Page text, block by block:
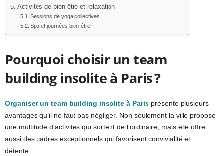
Activités de bien-être et relaxation
Sessions de yoga collectives
Spa et journées bien-être
Pourquoi choisir un team
building insolite à Paris ?
Organiser un team building insolite à Paris présente plusieurs
avantages qu’il ne faut pas négliger. Non seulement la ville propose
une multitude d’activités qui sortent de l’ordinaire, mais elle offre
aussi des cadres exceptionnels qui favorisent convivialité et
détente.